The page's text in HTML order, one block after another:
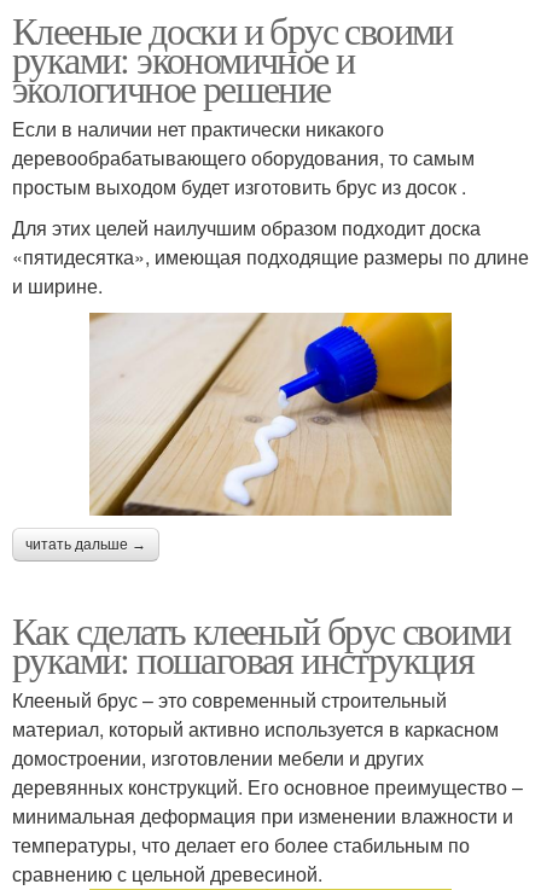
Клееные доски и брус своими
руками: экономичное и
экологичное решение
Если в наличии нет практически никакого
деревообрабатывающего оборудования, то самым
простым выходом будет изготовить брус из досок .
Для этих целей наилучшим образом подходит доска
«пятидесятка», имеющая подходящие размеры по длине
и ширине.
читать дальше →
Как сделать клееный брус своими
руками: пошаговая инструкция
Клееный брус – это современный строительный
материал, который активно используется в каркасном
домостроении, изготовлении мебели и других
деревянных конструкций. Его основное преимущество –
минимальная деформация при изменении влажности и
температуры, что делает его более стабильным по
сравнению с цельной древесиной.